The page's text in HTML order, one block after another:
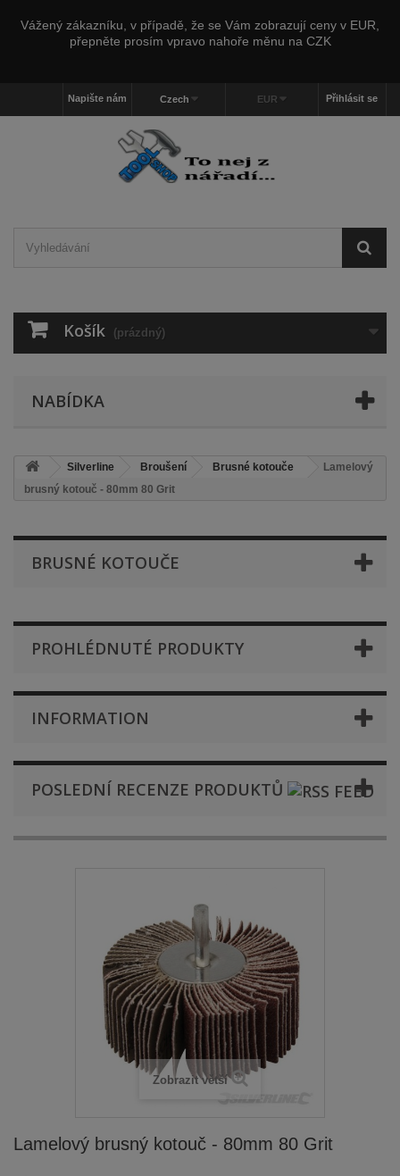
Vážený zákazníku, v případě, že se Vám zobrazují ceny v EUR,
přepněte prosím vpravo nahoře měnu na CZK
Přihlásit se
EUR
Czech
Napište nám
Košík (prázdný)
NABÍDKA
Silverline Broušení Brusné kotouče
Lamelový
brusný kotouč - 80mm 80 Grit
BRUSNÉ KOTOUČE
PROHLÉDNUTÉ PRODUKTY
INFORMATION
POSLEDNÍ RECENZE PRODUKTŮ
Zobrazit větší
Lamelový brusný kotouč - 80mm 80 Grit